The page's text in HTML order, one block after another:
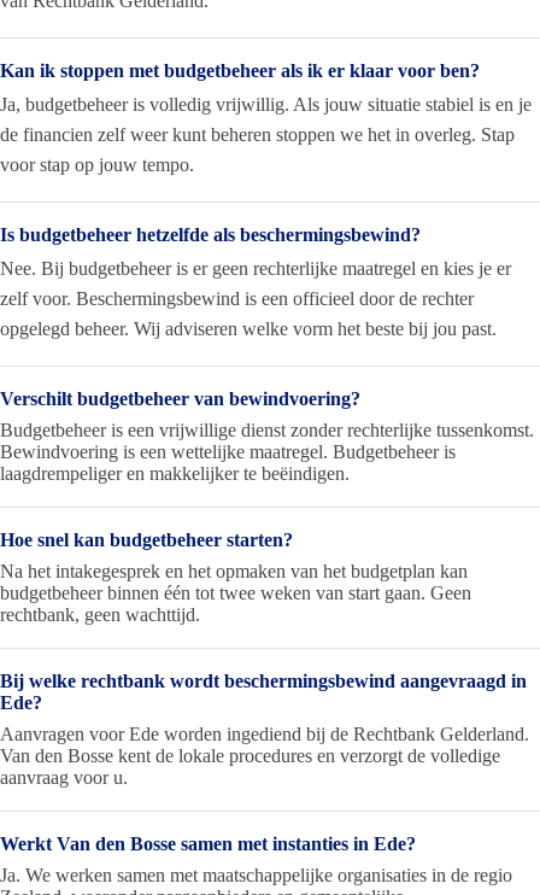
Kan ik stoppen met budgetbeheer als ik er klaar voor ben?
Ja, budgetbeheer is volledig vrijwillig. Als jouw situatie stabiel is en je
de financien zelf weer kunt beheren stoppen we het in overleg. Stap
voor stap op jouw tempo.
Is budgetbeheer hetzelfde als beschermingsbewind?
Nee. Bij budgetbeheer is er geen rechterlijke maatregel en kies je er
zelf voor. Beschermingsbewind is een officieel door de rechter
opgelegd beheer. Wij adviseren welke vorm het beste bij jou past.
Verschilt budgetbeheer van bewindvoering?
Budgetbeheer is een vrijwillige dienst zonder rechterlijke tussenkomst.
Bewindvoering is een wettelijke maatregel. Budgetbeheer is
laagdrempeliger en makkelijker te beëindigen.
Hoe snel kan budgetbeheer starten?
Na het intakegesprek en het opmaken van het budgetplan kan
budgetbeheer binnen één tot twee weken van start gaan. Geen
rechtbank, geen wachttijd.
Bij welke rechtbank wordt beschermingsbewind aangevraagd in
Ede?
Aanvragen voor Ede worden ingediend bij de Rechtbank Gelderland.
Van den Bosse kent de lokale procedures en verzorgt de volledige
aanvraag voor u.
Werkt Van den Bosse samen met instanties in Ede?
Ja. We werken samen met maatschappelijke organisaties in de regio